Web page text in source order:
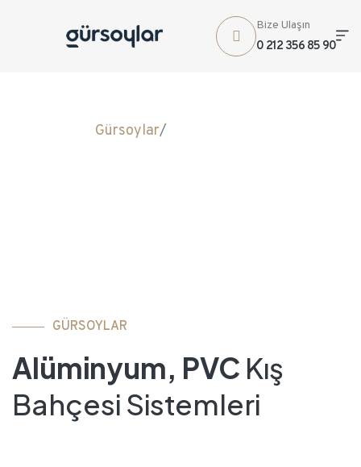
Bize Ulaşın
0 212 356 85 90
Gürsoylar/
GÜRSOYLAR
Alüminyum, PVC Kış
Bahçesi Sistemleri